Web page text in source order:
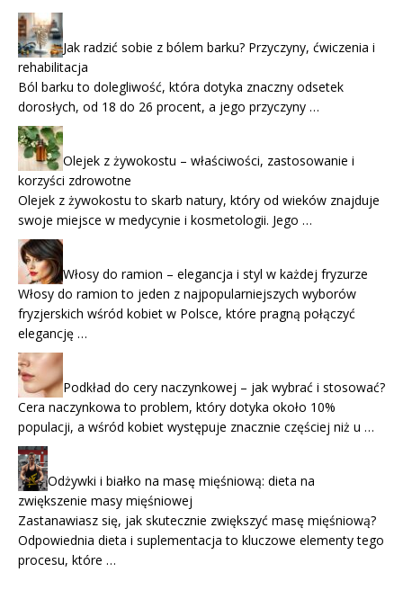
Jak radzić sobie z bólem barku? Przyczyny, ćwiczenia i
rehabilitacja
Ból barku to dolegliwość, która dotyka znaczny odsetek
dorosłych, od 18 do 26 procent, a jego przyczyny …
Olejek z żywokostu – właściwości, zastosowanie i
korzyści zdrowotne
Olejek z żywokostu to skarb natury, który od wieków znajduje
swoje miejsce w medycynie i kosmetologii. Jego …
Włosy do ramion – elegancja i styl w każdej fryzurze
Włosy do ramion to jeden z najpopularniejszych wyborów
fryzjerskich wśród kobiet w Polsce, które pragną połączyć
elegancję …
Podkład do cery naczynkowej – jak wybrać i stosować?
Cera naczynkowa to problem, który dotyka około 10%
populacji, a wśród kobiet występuje znacznie częściej niż u …
Odżywki i białko na masę mięśniową: dieta na
zwiększenie masy mięśniowej
Zastanawiasz się, jak skutecznie zwiększyć masę mięśniową?
Odpowiednia dieta i suplementacja to kluczowe elementy tego
procesu, które …